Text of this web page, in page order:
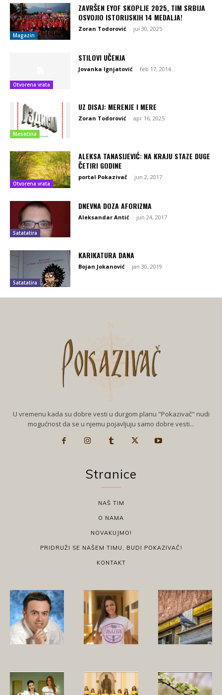
Magazin
ZAVRŠEN EYOF SKOPLJE 2025, TIM SRBIJA
OSVOJIO ISTORIJSKIH 14 MEDALJA!
Zoran Todorović - jul 30, 2025
Otvorena vrata
STILOVI UČENJA
Jovanka Ignjatović - feb 17, 2014
Mesečina
UZ DISAJ: MERENJE I MERE
Zoran Todorović - apr 16, 2025
Otvorena vrata
ALEKSA TANASIJEVIĆ: NA KRAJU STAZE DUGE
ČETIRI GODINE
portal Pokazivač - jun 2, 2017
Satatatira
DNEVNA DOZA AFORIZMA
Aleksandar Antić - jun 24, 2017
Satatatira
KARIKATURA DANA
Bojan Jokanović - jan 30, 2019
U vremenu kada su dobre vesti u durgom planu "Pokazivač" nudi
mogućnost da se u njemu pojavljuju samo dobre vesti...
Stranice
NAŠ TIM
O NAMA
NOVAKUJMO!
PRIDRUŽI SE NAŠEM TIMU, BUDI POKAZIVAČ!
KONTAKT